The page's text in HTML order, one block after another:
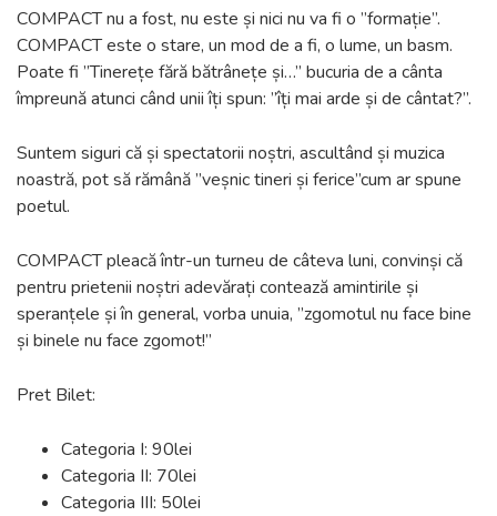
COMPACT nu a fost, nu este și nici nu va fi o ”formație”.
COMPACT este o stare, un mod de a fi, o lume, un basm.
Poate fi ”Tinerețe fără bătrânețe și…” bucuria de a cânta
împreună atunci când unii îți spun: ”îți mai arde și de cântat?”.
Suntem siguri că și spectatorii noștri, ascultând și muzica
noastră, pot să rămână ”veșnic tineri și ferice”cum ar spune
poetul.
COMPACT pleacă într-un turneu de câteva luni, convinși că
pentru prietenii noștri adevărați contează amintirile și
speranțele și în general, vorba unuia, ”zgomotul nu face bine
și binele nu face zgomot!”
Pret Bilet:
Categoria I: 90lei
Categoria II: 70lei
Categoria III: 50lei